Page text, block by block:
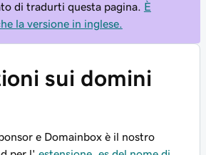
di tradurti questa pagina.
È
la versione in inglese.
sui domini
e Domainbox è il nostro